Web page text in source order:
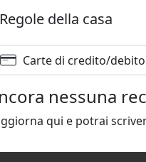
Regole della casa
Carte di credito/
nessuna
qui e potrai